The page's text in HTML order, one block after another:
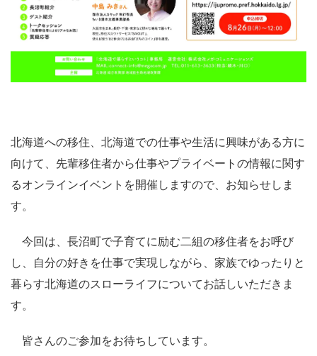
北海道への移住、北海道での仕事や生活に興味がある方に
向けて、先輩移住者から仕事やプライベートの情報に関す
るオンラインイベントを開催しますので、お知らせしま
す。
今回は、長沼町で子育てに励む二組の移住者をお呼び
し、自分の好きを仕事で実現しながら、家族でゆったりと
暮らす北海道のスローライフについてお話しいただきま
す。
皆さんのご参加をお待ちしています。